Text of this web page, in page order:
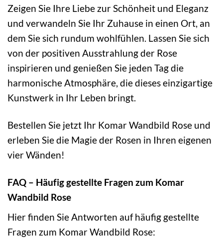
Zeigen Sie Ihre Liebe zur Schönheit und Eleganz
und verwandeln Sie Ihr Zuhause in einen Ort, an
dem Sie sich rundum wohlfühlen. Lassen Sie sich
von der positiven Ausstrahlung der Rose
inspirieren und genießen Sie jeden Tag die
harmonische Atmosphäre, die dieses einzigartige
Kunstwerk in Ihr Leben bringt.
Bestellen Sie jetzt Ihr Komar Wandbild Rose und
erleben Sie die Magie der Rosen in Ihren eigenen
vier Wänden!
FAQ – Häufig gestellte Fragen zum Komar
Wandbild Rose
Hier finden Sie Antworten auf häufig gestellte
Fragen zum Komar Wandbild Rose: